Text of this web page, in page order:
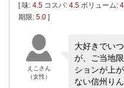
[ 味: 4.5 コスパ: 4.5 ボリューム:
期限: 5.0 ]
えこさん
（女性）
大好きでい
が、ご当地
ションが上
ない信州り